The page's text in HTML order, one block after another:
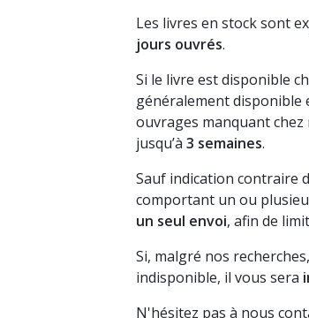
Les livres en stock sont
jours ouvrés.
Si le livre est disponible
généralement disponible
ouvrages manquant
jusqu’à 3 semaines.
Sauf indication contraire
comportant un ou
un seul envoi, afin de
Si, malgré nos
indisponible, il vous sera
N'hésitez pas à nous